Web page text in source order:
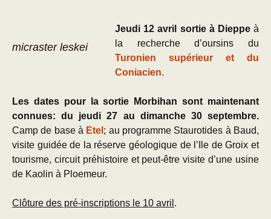
micraster leskei
Jeudi 12 avril sortie à Dieppeà
la recherche d’oursins du
Turonien supérieur et du
Coniacien.
Les dates pour la sortie Morbihan sont maintenant
connues: du jeudi 27 au dimanche 30 septembre.
Camp de base à Etel ; au programme Staurotides à Baud,
visite guidée de la réserve géologique de l’Ile de Groix et
tourisme, circuit préhistoire et peut-être visite d’une usine
de Kaolin à Ploemeur.
Clôture des pré-inscriptions le 10 avril .